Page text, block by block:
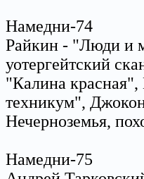
Намедни-74
Райкин - "Люди и
уотергейтский
"Калина
техникум",
Нечерноземья,
Намедни-75